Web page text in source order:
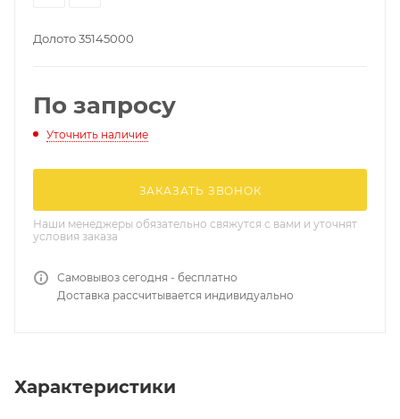
Долото 35145000
По запросу
Уточнить наличие
ЗАКАЗАТЬ ЗВОНОК
Наши менеджеры обязательно свяжутся с вами и уточнят
условия заказа
Самовывоз сегодня - бесплатно
Доставка рассчитывается индивидуально
Характеристики